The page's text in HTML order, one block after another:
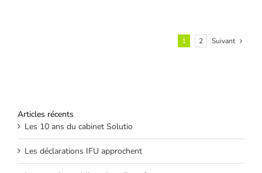
1 2 Suivant
Articles récents
Les 10 ans du cabinet Solutio
Les déclarations IFU approchent